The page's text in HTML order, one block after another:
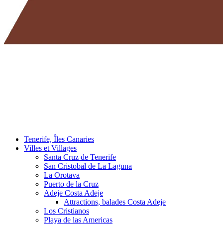
Tenerife, Îles Canaries
Villes et Villages
Santa Cruz de Tenerife
San Cristobal de La Laguna
La Orotava
Puerto de la Cruz
Adeje Costa Adeje
Attractions, balades Costa Adeje
Los Cristianos
Playa de las Americas